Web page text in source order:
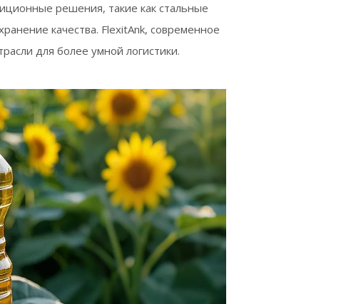
решения, такие как стальные
качества. FlexitAnk, современное
для более умной логистики.